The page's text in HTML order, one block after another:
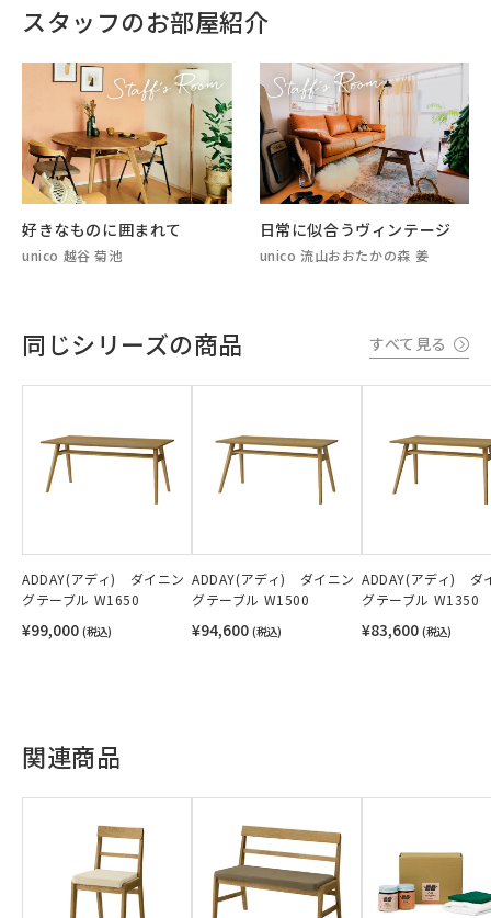
スタッフのお部屋紹介
好きなものに囲まれて
unico 越谷 菊池
日常に似合うヴィンテージ
unico 流山おおたかの森 姜
同じシリーズの商品 すべて見る
ADDAY(アディ) ダイニン
グテーブル W1650
¥99,000 (税込)
ADDAY(アディ) ダイニン
グテーブル W1500
¥94,600 (税込)
ADDAY(アディ) ダ
グテーブル W1350
¥83,600 (税込)
関連商品